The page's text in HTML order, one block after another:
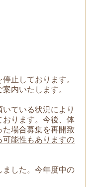
止しております。
内いたします。
ている状況により
おります。今後、体
た場合募集を再開致
可能性もありますの
ました。今年度中の